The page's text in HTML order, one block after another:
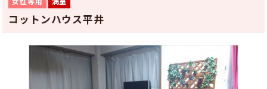
コットンハウス平井